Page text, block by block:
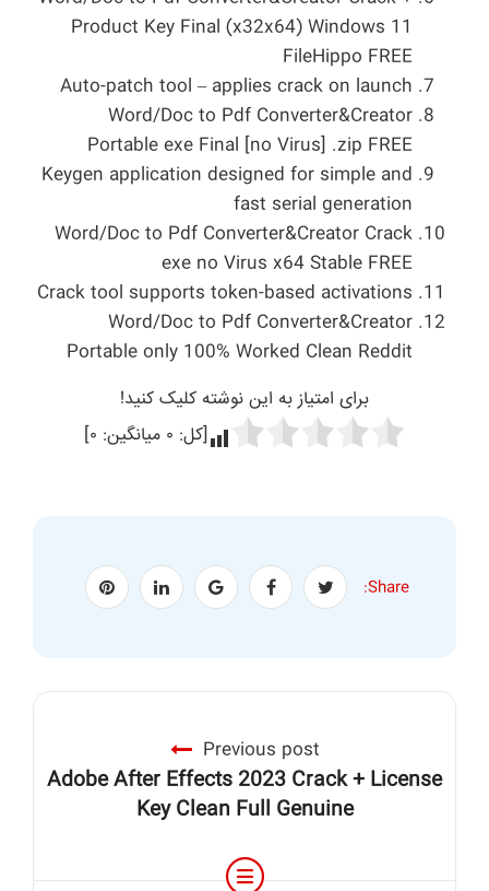
Product Key Final (x32x64) Windows 11
FileHippo FREE
Auto-patch tool – applies crack on launch
Word/Doc to Pdf Converter&Creator
Portable exe Final [no Virus] .zip FREE
Keygen application designed for simple and
fast serial generation
Word/Doc to Pdf Converter&Creator Crack
exe no Virus x64 Stable FREE
Crack tool supports token-based activations
Word/Doc to Pdf Converter&Creator
Portable only 100% Worked Clean Reddit
برای امتیاز به این نوشته کلیک کنید!
[کل: ۰ میانگین: ۰]
Share:
Previous post
Adobe After Effects 2023 Crack + License
Key Clean Full Genuine